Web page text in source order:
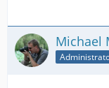
Michael